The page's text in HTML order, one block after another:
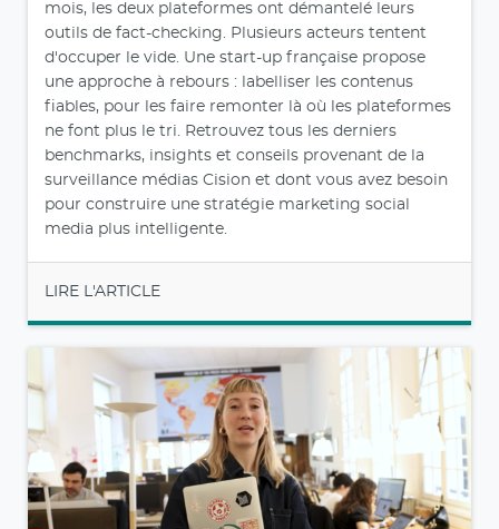
mois, les deux plateformes ont démantelé leurs
outils de fact-checking. Plusieurs acteurs tentent
d'occuper le vide. Une start-up française propose
une approche à rebours : labelliser les contenus
fiables, pour les faire remonter là où les plateformes
ne font plus le tri. Retrouvez tous les derniers
benchmarks, insights et conseils provenant de la
surveillance médias Cision et dont vous avez besoin
pour construire une stratégie marketing social
media plus intelligente.
LIRE L'ARTICLE